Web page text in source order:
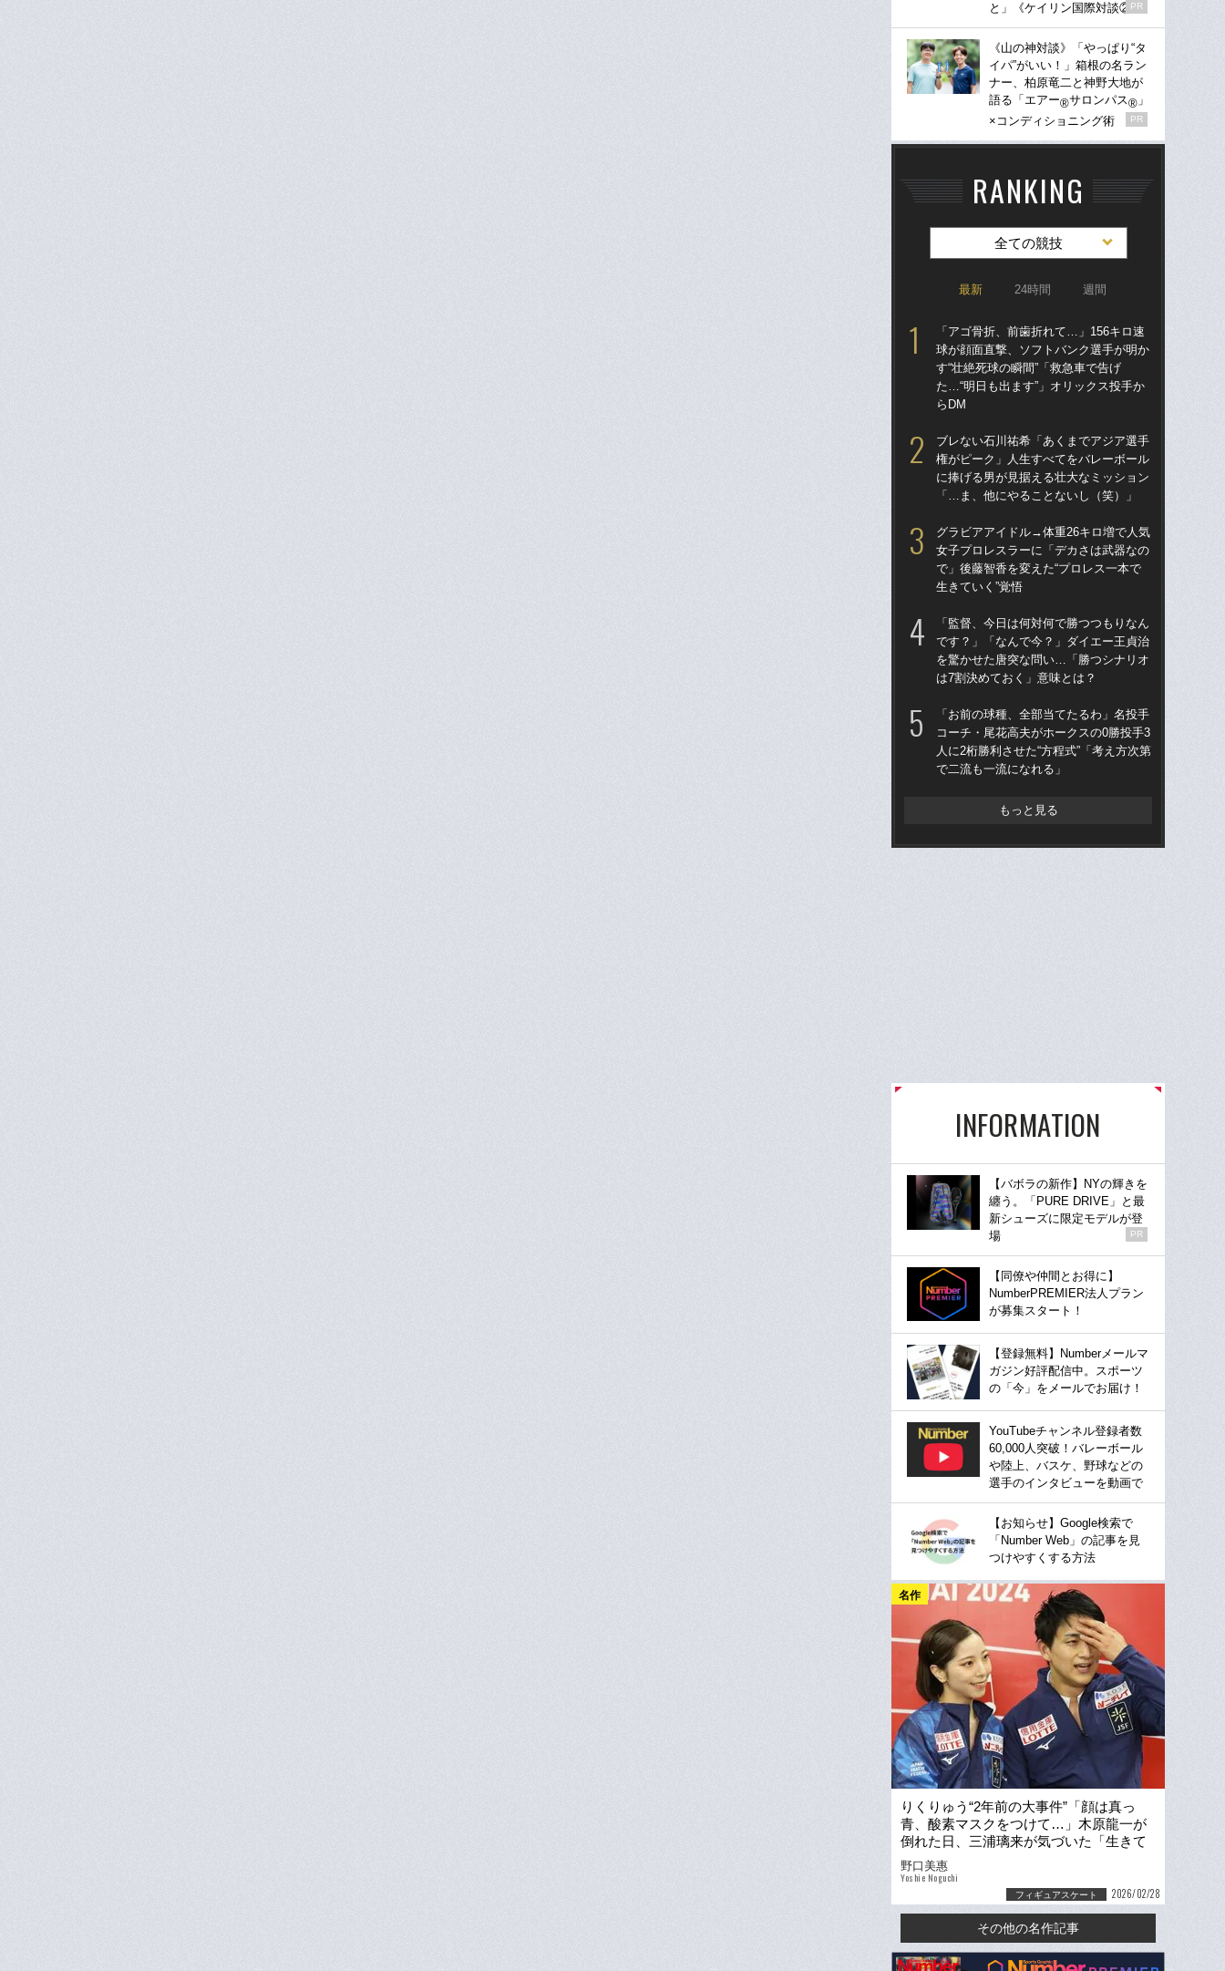
と」《ケイリン国際対談②》
PR
《山の神対談》「やっぱり“タ
イパ”がいい！」箱根の名ラン
ナー、柏原竜二と神野大地が
語る「エアー®サロンパス® 」
×コンディショニング術
PR
RANKING
全ての競技
最新 24時間 週間
「アゴ骨折、前歯折れて…」156キロ速
球が顔面直撃、ソフトバンク選手が明か
す“壮絶死球の瞬間”「救急車で告げ
た…“明日も出ます”」オリックス投手か
らDM
ブレない石川祐希「あくまでアジア選手
権がピーク」人生すべてをバレーボール
に捧げる男が見据える壮大なミッション
「…ま、他にやることないし（笑）」
グラビアアイドル→体重26キロ増で人気
女子プロレスラーに「デカさは武器なの
で」後藤智香を変えた“プロレス一本で
生きていく”覚悟
「監督、今日は何対何で勝つつもりなん
です？」「なんで今？」ダイエー王貞治
を驚かせた唐突な問い…「勝つシナリオ
は7割決めておく」意味とは？
「お前の球種、全部当てたるわ」名投手
コーチ・尾花高夫がホークスの0勝投手3
人に2桁勝利させた“方程式”「考え方次第
で二流も一流になれる」
もっと見る
INFORMATION
【バボラの新作】NYの輝きを
纏う。「PURE DRIVE」と最
新シューズに限定モデルが登
場
PR
【同僚や仲間とお得に】
NumberPREMIER法人プラン
が募集スタート！
【登録無料】Numberメールマ
ガジン好評配信中。スポーツ
の「今」をメールでお届け！
YouTubeチャンネル登録者数
60,000人突破！バレーボール
や陸上、バスケ、野球などの
選手のインタビューを動画で
【お知らせ】Google検索で
「Number Web」の記事を見
つけやすくする方法
名作
りくりゅう“2年前の大事件”「顔は真っ
青、酸素マスクをつけて…」木原龍一が
倒れた日、三浦璃来が気づいた「生きて
いてくれて、ありがとう」
野口美惠
Yoshie Noguchi
フィギュアスケート 2026/02/28
その他の名作記事